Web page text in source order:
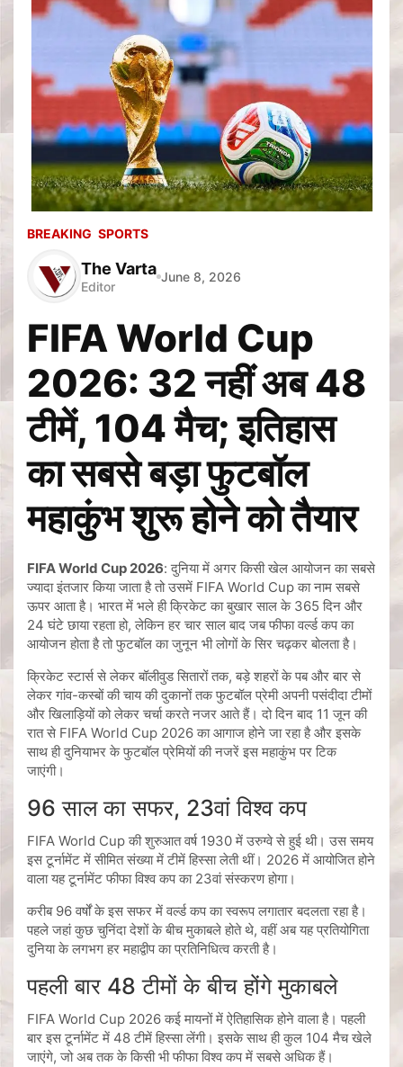
BREAKING SPORTS
The Varta
Editor
June 8, 2026
FIFA World Cup
2026: 32 नहीं अब 48
टीमें, 104 मैच; इतिहास
का सबसे बड़ा फुटबॉल
महाकुंभ शुरू होने को तैयार
FIFA World Cup 2026: दुनिया में अगर किसी खेल आयोजन का सबसे
ज्यादा इंतजार किया जाता है तो उसमें FIFA World Cup का नाम सबसे
ऊपर आता है। भारत में भले ही क्रिकेट का बुखार साल के 365 दिन और
24 घंटे छाया रहता हो, लेकिन हर चार साल बाद जब फीफा वर्ल्ड कप का
आयोजन होता है तो फुटबॉल का जुनून भी लोगों के सिर चढ़कर बोलता है।
क्रिकेट स्टार्स से लेकर बॉलीवुड सितारों तक, बड़े शहरों के पब और बार से
लेकर गांव-कस्बों की चाय की दुकानों तक फुटबॉल प्रेमी अपनी पसंदीदा टीमों
और खिलाड़ियों को लेकर चर्चा करते नजर आते हैं। दो दिन बाद 11 जून की
रात से FIFA World Cup 2026 का आगाज होने जा रहा है और इसके
साथ ही दुनियाभर के फुटबॉल प्रेमियों की नजरें इस महाकुंभ पर टिक
जाएंगी।
96 साल का सफर, 23वां विश्व कप
FIFA World Cup की शुरुआत वर्ष 1930 में उरुग्वे से हुई थी। उस समय
इस टूर्नामेंट में सीमित संख्या में टीमें हिस्सा लेती थीं। 2026 में आयोजित होने
वाला यह टूर्नामेंट फीफा विश्व कप का 23वां संस्करण होगा।
करीब 96 वर्षों के इस सफर में वर्ल्ड कप का स्वरूप लगातार बदलता रहा है।
पहले जहां कुछ चुनिंदा देशों के बीच मुकाबले होते थे, वहीं अब यह प्रतियोगिता
दुनिया के लगभग हर महाद्वीप का प्रतिनिधित्व करती है।
पहली बार 48 टीमों के बीच होंगे मुकाबले
FIFA World Cup 2026 कई मायनों में ऐतिहासिक होने वाला है। पहली
बार इस टूर्नामेंट में 48 टीमें हिस्सा लेंगी। इसके साथ ही कुल 104 मैच खेले
जाएंगे, जो अब तक के किसी भी फीफा विश्व कप में सबसे अधिक हैं।